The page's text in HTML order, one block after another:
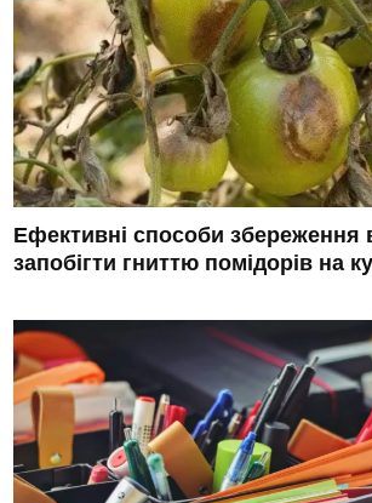
Ефективні способи
запобігти гниттю помідорів на